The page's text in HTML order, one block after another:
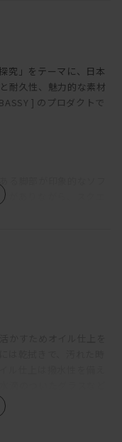
究」をテーマに、日本
耐久性、魅力的な素材
] のプロダクトで
る脚部が印象的なソフ
がありながら、スクエ
そのため、サポートク
ことができる。そして
つつ程よい柔かさもあ
い。座クッションも同
まう場合があります。
ットのご使用をおすす